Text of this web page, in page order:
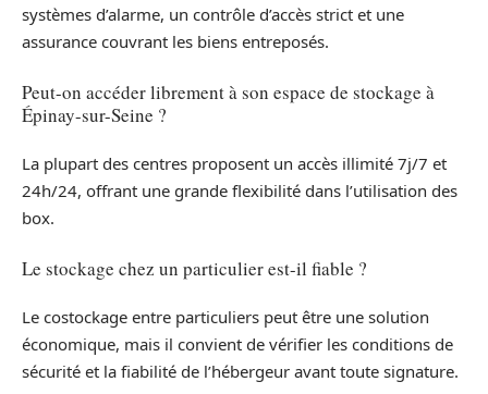
systèmes d’alarme, un contrôle d’accès strict et une
assurance couvrant les biens entreposés.
Peut-on accéder librement à son espace de stockage à
Épinay-sur-Seine ?
La plupart des centres proposent un accès illimité 7j/7 et
24h/24, offrant une grande flexibilité dans l’utilisation des
box.
Le stockage chez un particulier est-il fiable ?
Le costockage entre particuliers peut être une solution
économique, mais il convient de vérifier les conditions de
sécurité et la fiabilité de l’hébergeur avant toute signature.